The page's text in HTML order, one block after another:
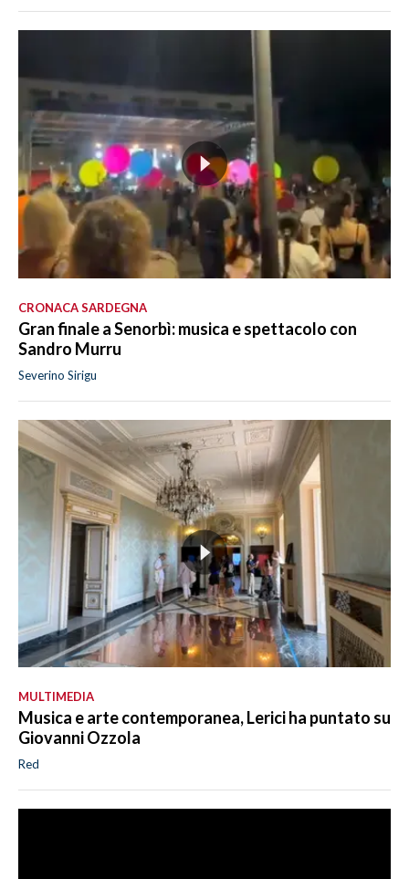
CRONACA SARDEGNA
Gran finale a Senorbì: musica e spettacolo con
Sandro Murru
Severino Sirigu
MULTIMEDIA
Musica e arte contemporanea, Lerici ha puntato su
Giovanni Ozzola
Red